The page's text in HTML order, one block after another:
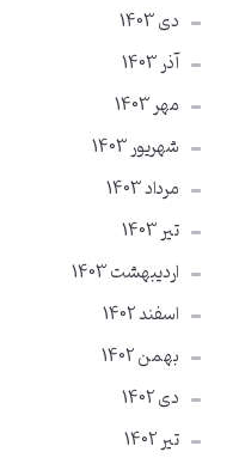
دی 1403
آذر 1403
مهر 1403
شهریور 1403
مرداد 1403
تير 1403
ارديبهشت 1403
اسفند 1402
بهمن 1402
دی 1402
تير 1402